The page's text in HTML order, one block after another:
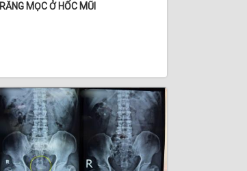
RĂNG MỌC Ở HỐC MŨI